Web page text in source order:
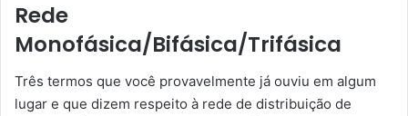
Rede
Monofásica/Bifásica/Trifásica
Três termos que você provavelmente já ouviu em algum
lugar e que dizem respeito à rede de distribuição de